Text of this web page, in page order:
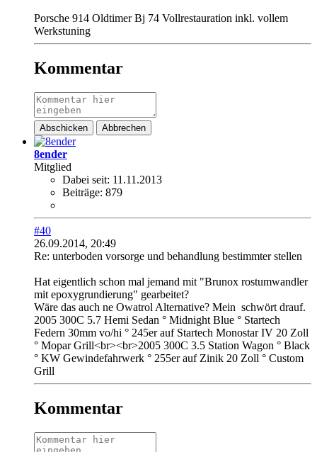
Porsche 914 Oldtimer Bj 74 Vollrestauration inkl. vollem
Werkstuning
Kommentar
Abschicken Abbrechen
8ender
Mitglied
Dabei seit: 11.11.2013
Beiträge: 879
#40
26.09.2014, 20:49
Re: unterboden vorsorge und behandlung bestimmter stellen
Hat eigentlich schon mal jemand mit "Brunox rostumwandler
mit epoxygrundierung" gearbeitet?
Wäre das auch ne Owatrol Alternative? Mein schwört drauf.
2005 300C 5.7 Hemi Sedan ° Midnight Blue ° Startech
Federn 30mm vo/hi ° 245er auf Startech Monostar IV 20 Zoll
° Mopar Grill<br><br>2005 300C 3.5 Station Wagon ° Black
° KW Gewindefahrwerk ° 255er auf Zinik 20 Zoll ° Custom
Grill
Kommentar